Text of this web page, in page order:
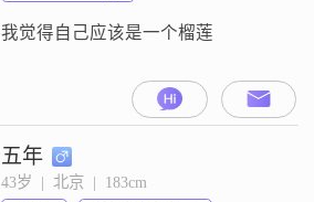
我觉得自己应该是一个榴莲
五年
43岁  |  北京  |  183cm